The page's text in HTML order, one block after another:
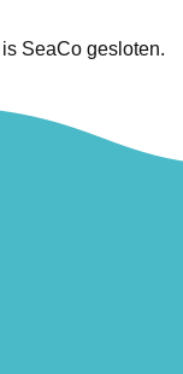
SeaCo gesloten.